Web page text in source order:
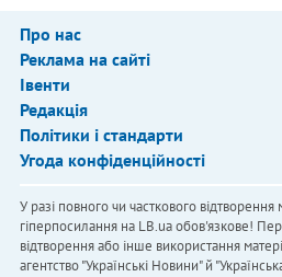
Про нас
Реклама на сайті
Івенти
Редакція
Політики і стандарти
Угода конфіденційності
У разі повного чи часткового відтворення
гіперпосилання на LB.ua обов'язкове!
відтворення або інше використання
агентство "Українськi Новини" й